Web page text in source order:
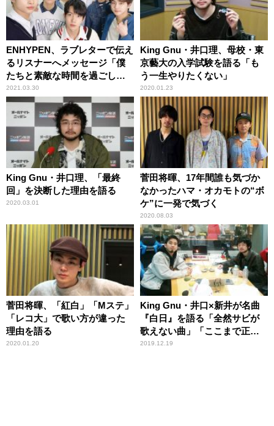
ENHYPEN、ラブレターで伝え
るリスナーへメッセージ「僕
たちと素敵な時間を過ごしま
しょう」
2021.03.30
King Gnu・井口理、母校・東
京藝大の入学試験を語る「も
う一生やりたくない」
2020.01.23
King Gnu・井口理、「最終
回」を決断した理由を語る
2020.03.01
菅田将暉、17年間誰も気づか
なかったハマ・オカモトの“ボ
ケ”に一発で気づく
2020.08.03
菅田将暉、「紅白」「Mステ」
「レコ大」で歌い方が違った
理由を語る
2020.01.20
King Gnu・井口×新井が名曲
『白日』を語る「全然サビが
歌えない曲」「ここまで正直
ハネるとは…」
2019.12.19